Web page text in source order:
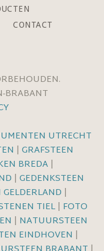
CONTACT
BRABANT
UTRECHT
| GRAFSTEEN
BREDA|
| GEDENKSTEEN
|
TIEL| FOTO
| NATUURSTEEN
EINDHOVEN |